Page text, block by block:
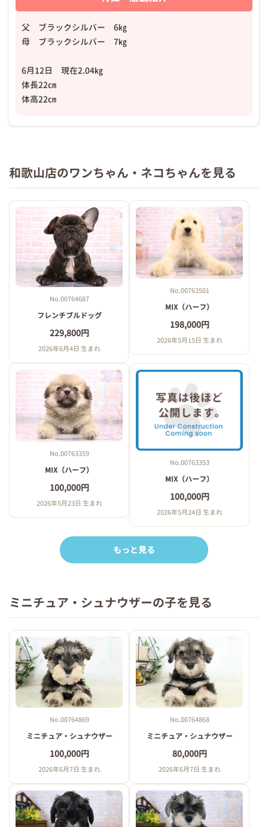
父 ブラックシルバー 6㎏
母 ブラックシルバー 7㎏
6月12日 現在2.04㎏
体長22㎝
体高22㎝
和歌山店のワンちゃん・ネコちゃんを見る
No.00764687
フレンチブルドッグ
229,800円
2026年6月4日 生まれ
No.00763501
MIX（ハーフ）
198,000円
2026年5月15日 生まれ
No.00763359
MIX（ハーフ）
100,000円
2026年5月23日 生まれ
No.00763353
MIX（ハーフ）
100,000円
2026年5月24日 生まれ
もっと見る
ミニチュア・シュナウザーの子を見る
No.00764869
ミニチュア・シュナウザー
100,000円
2026年6月7日 生まれ
No.00764868
ミニチュア・シュナウザー
80,000円
2026年6月7日 生まれ